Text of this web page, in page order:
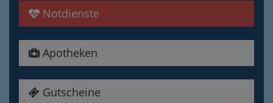
Notdienste
Apotheken
Gutscheine